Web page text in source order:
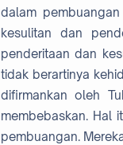
dalam
kesulitan dan
penderitaan dan
tidak berartinya
difirmankan oleh
membebaskan. Hal
pembuangan.